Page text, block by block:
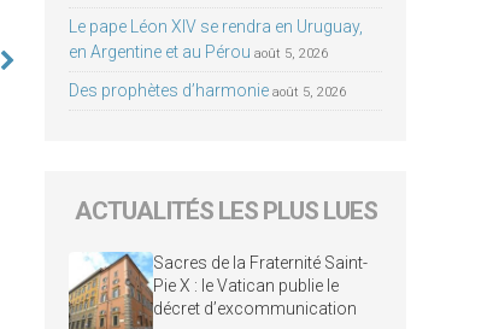
Le pape Léon XIV se rendra en Uruguay,
en Argentine et au Pérou août 5, 2026
Des prophètes d’harmonie août 5, 2026
ACTUALITÉS LES PLUS LUES
Sacres de la Fraternité Saint-
Pie X : le Vatican publie le
décret d’excommunication